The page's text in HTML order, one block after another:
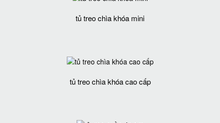
tủ treo chìa khóa mini
tủ treo chìa khóa cao cấp